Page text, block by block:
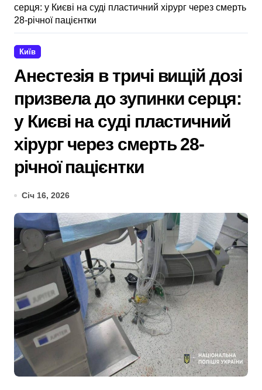
серця: у Києві на суді пластичний хірург через смерть
28-річної пацієнтки
Київ
Анестезія в тричі вищій дозі
призвела до зупинки серця:
у Києві на суді пластичний
хірург через смерть 28-
річної пацієнтки
Січ 16, 2026